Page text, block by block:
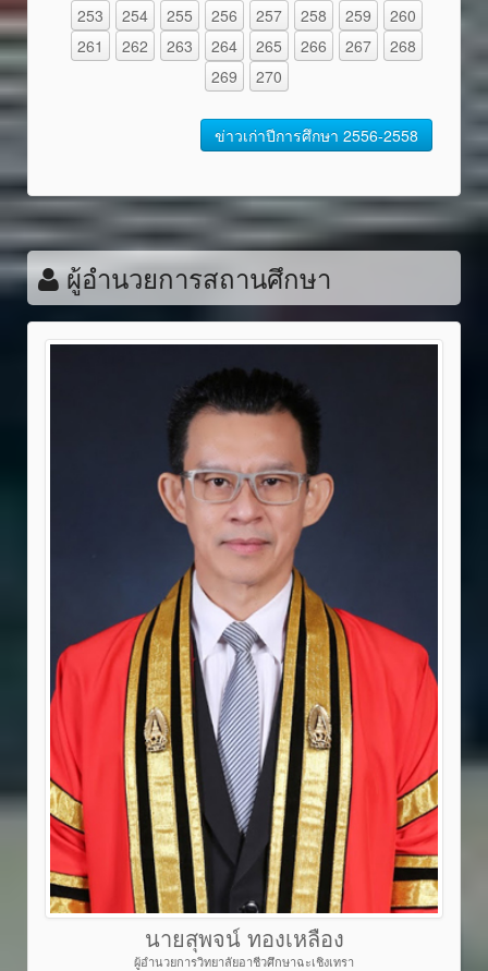
253
254 255 256 257 258 259
260
261
262 263 264 265 266 267
268
269
270
ข่าวเก่าปีการศึกษา 2556-2558
ผู้อำนวยการสถานศึกษา
นายสุพจน์ ทองเหลือง
ผู้อำนวยการวิทยาลัยอาชีวศึกษาฉะเชิงเทรา